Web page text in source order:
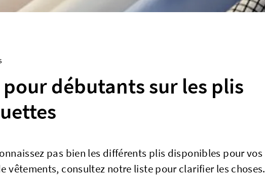
pour débutants sur les plis
pas bien les différents plis disponibles pour vos
vêtements, consultez notre liste pour clarifier les choses.